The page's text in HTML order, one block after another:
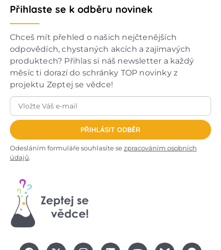
Přihlaste se k odběru novinek
Chceš mít přehled o našich nejčtenějších
odpovědích, chystaných akcích a zajímavých
produktech? Přihlas si náš newsletter a každý
měsíc ti dorazí do schránky TOP novinky z
projektu Zeptej se vědce!
PŘIHLÁSIT ODBĚR
Odesláním formuláře souhlasíte sezpracováním osobních
údajů.